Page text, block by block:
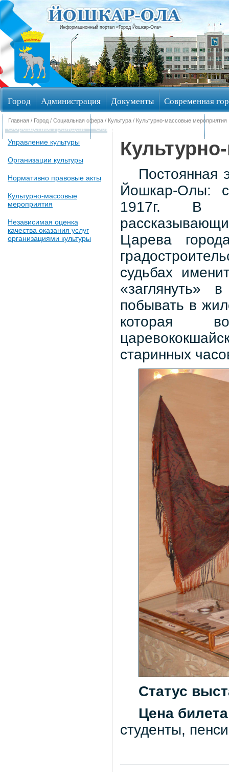
Информационный портал «Город Йошкар-Ола»
Город Администрация Документы Современная
Обращения граждан Общественные обсуждения
Главная / Город / Социальная сфера / Культура / Культурно-массовые мероприятия
Управление культуры
Организации культуры
Нормативно правовые акты
Культурно-массовые
мероприятия
Независимая оценка
качества оказания услуг
организациями культуры
Постоянная
Йошкар-Олы:
1917г. В
Царева
судьбах
«заглянуть»
побывать в
которая
старинных
Статус
Цена билета
студенты,